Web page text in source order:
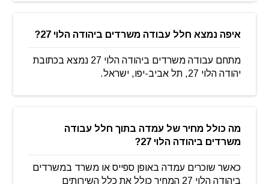
איפה נמצא חלל עבודה משרדים ביהודה הלוי 27?
מתחם עבודה משרדים ביהודה הלוי 27 נמצא בכתובת
יהודה הלוי 27, תל אביב-יפו, ישראל.
מה כולל מחיר של עמדה בתוך חלל עבודה
משרדים ביהודה הלוי 27?
כאשר שוכרים עמדה באופן ספייס או משרד במשרדים
ביהודה הלוי 27 המחיר כולל את כלל השירותים